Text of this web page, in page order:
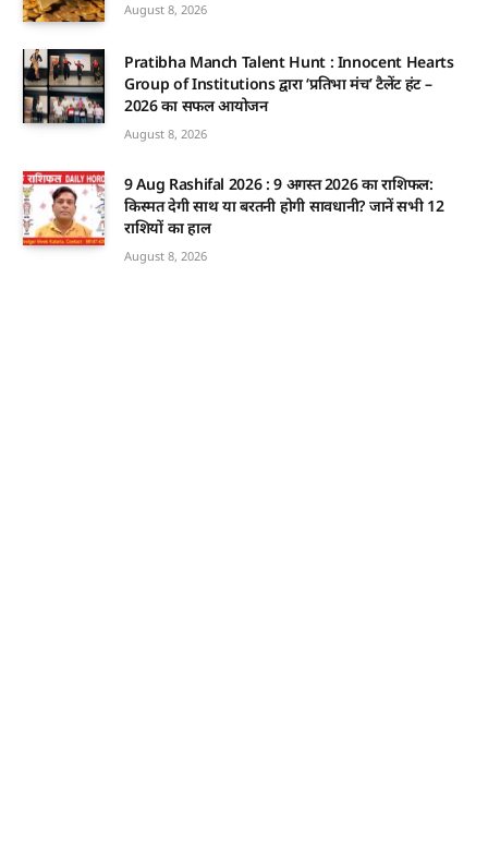
August 8, 2026
Pratibha Manch Talent Hunt : Innocent Hearts
Group of Institutions द्वारा ‘प्रतिभा मंच’ टैलेंट हंट –
2026 का सफल आयोजन
August 8, 2026
9 Aug Rashifal 2026 : 9 अगस्त 2026 का राशिफल:
किस्मत देगी साथ या बरतनी होगी सावधानी? जानें सभी 12
राशियों का हाल
August 8, 2026